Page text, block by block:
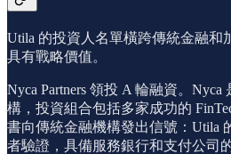
Utila 的投資人名單橫跨傳統金融和
具有戰略價值。
Nyca Partners 領投 A 輪融資。
構，投資組合包括多家成功的
書向傳統金融機構發出信號：Utila
者驗證，具備服務銀行和支付公司